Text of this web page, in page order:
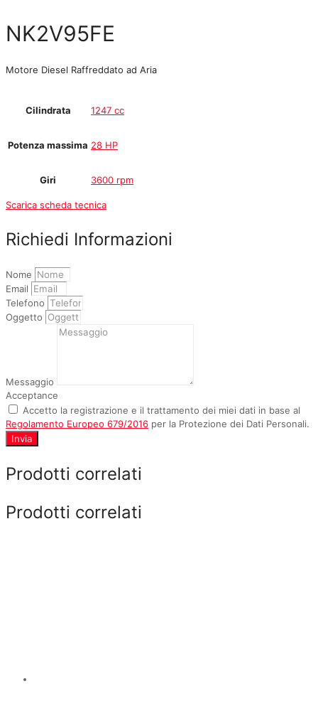
NK2V95FE
Motore Diesel Raffreddato ad Aria
Cilindrata 1247 cc
Potenza massima 28 HP
Giri 3600 rpm
Scarica scheda tecnica
Richiedi Informazioni
Nome
Email
Telefono
Oggetto
Messaggio
Acceptance
Accetto la registrazione e il trattamento dei miei dati in base al
Regolamento Europeo 679/2016 per la Protezione dei Dati Personali.
Invia
Prodotti correlati
Prodotti correlati